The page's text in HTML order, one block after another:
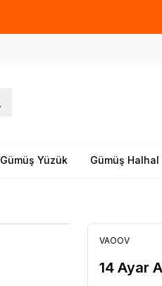
Gümüş Yüzük Gümüş Halhal
VAOOV
14 Ayar